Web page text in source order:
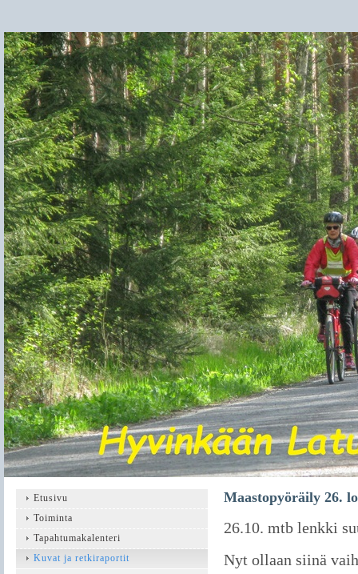
Maastopyöräily 26.
26.10. mtb lenkki
Nyt ollaan siinä
Etusivu
Toiminta
Tapahtumakalenteri
Kuvat ja retkiraportit